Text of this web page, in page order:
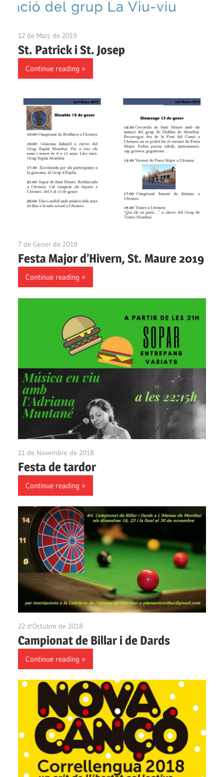
12 de Març de 2019
St. Patrick i St. Josep
Continue reading
7 de Gener de 2019
Festa Major d’Hivern, St. Maure 2019
Continue reading
11 de Novembre de 2018
Festa de tardor
Continue reading
22 d'Octubre de 2018
Campionat de Billar i de Dards
Continue reading